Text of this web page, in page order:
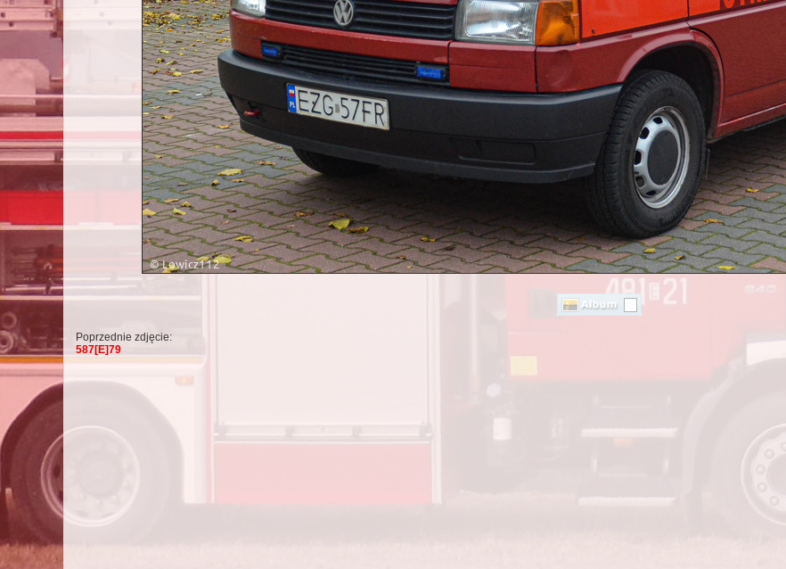
Poprzednie zdjęcie:
587[E]79